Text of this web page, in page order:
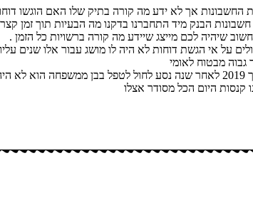
החשבונות אך לא ידע מה קורה בתיק שלו האם הוגשו
שיהיה לכם מייצג שיידע מה קורה ברשויות כל הזמן .
גבוה מבטוח לאומי
עוסק פטור פתח עסק במהלך 2019 לאחר שנה נסע לחול
קנסות היום הכל מסודר אצלו